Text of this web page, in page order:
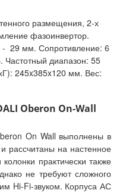
размещения, 2-х
фазоинвертор.
29 мм. Сопротивление: 6
Частотный диапазон: 55
245x385x120 мм. Вес:
Oberon On-Wall
On Wall выполнены в
рассчитаны на настенное
практически также
не требуют сложного
Hi-Fi-звуком. Корпуса АС